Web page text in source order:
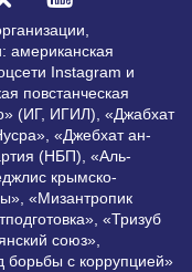
американская
Instagram и
повстанческая
(ИГ, ИГИЛ), «Джабхат
«Джебхат ан-
(НБП), «Аль-
крымско-
«Мизантропик
«Тризуб
союз»,
с коррупцией»